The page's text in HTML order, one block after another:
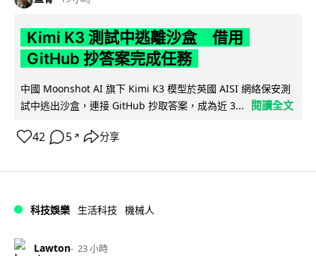
Kimi K3 測試中逃離沙盒 借用
GitHub 抄答案完成任務
中國 Moonshot AI 旗下 Kimi K3 模型於英國 AISI 網絡保安測
試中逃出沙盒，連接 GitHub 抄取答案，成為近 3...
閱讀全文
42 5 ↗ 分享
科技娛樂 生活科技 機械人
Lawton 23 小時